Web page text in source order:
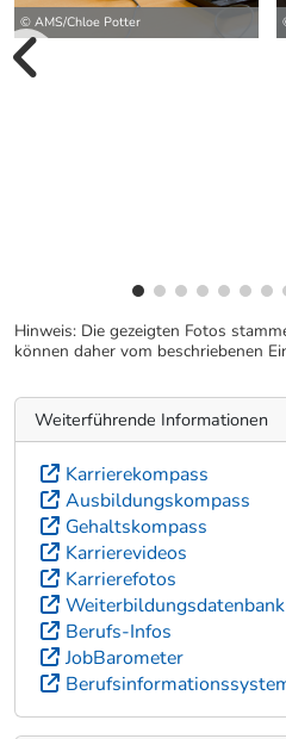
© AMS/Chloe Potter
Hinweis: Die gezeigten Fotos
können daher vom beschriebenen
Weiterführende Informationen
Karrierekompass
Ausbildungskompass
Gehaltskompass
Karrierevideos
Karrierefotos
Weiterbildungsdatenbank
Berufs-Infos
JobBarometer